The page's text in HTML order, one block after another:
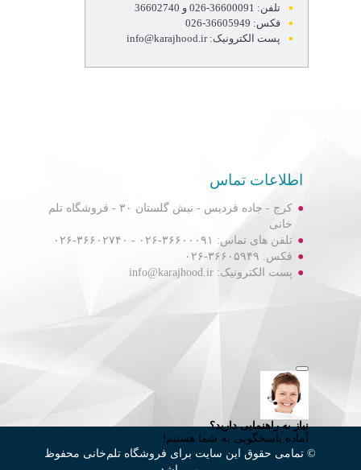
تلفن: 36600091-026 و 36602740
فکس: 36605949-026
پست الکترونیک: info@karajhood.ir
اطلاعات تماس
کرج - جاده فردیس - نبش گلستان ۳۰ - فروشگاه تلم
خانی
تلفن های تماس: ۳۶۶۰۰۰۹۱-۰۲۶ - ۳۶۶۰۲۷۴۰-۰۲۶
فکس: ۳۶۶۰۵۹۴۹-۰۲۶
پست الکترونیک: info@karajhood.ir
© تمامی حقوق این سایت برای فروشگاه تلم‌خانی محفوظ